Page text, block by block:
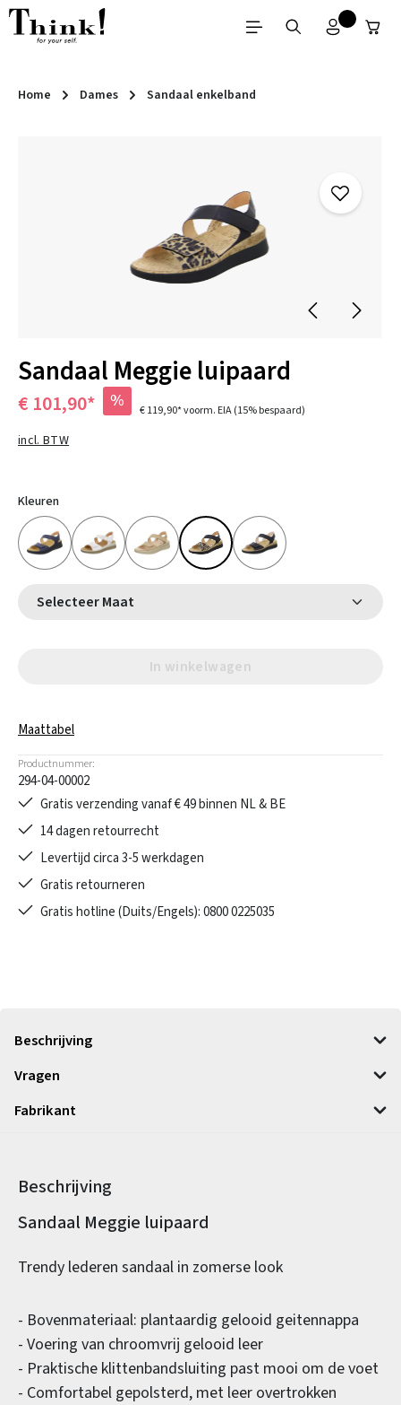
Ga naar de hoofdinhoud
Home Dames Sandaal enkelband
Sandaal Meggie luipaard
€ 101,90* % € 119,90*voorm. EIA(15% bespaard)
incl. BTW
Kleuren
Selecteer Maat
In winkelwagen
Maattabel
Productnummer:
294-04-00002
Gratis verzending vanaf € 49 binnen NL & BE
14 dagen retourrecht
Levertijd circa 3-5 werkdagen
Gratis retourneren
Gratis hotline (Duits/Engels): 0800 0225035
Beschrijving
Vragen
Fabrikant
Beschrijving
Productinformatie
Sandaal Meggie luipaard
Trendy lederen sandaal in zomerse look
- Bovenmateriaal: plantaardig gelooid geitennappa
- Voering van chroomvrij gelooid leer
- Praktische klittenbandsluiting past mooi om de voet
- Comfortabel gepolsterd, met leer overtrokken